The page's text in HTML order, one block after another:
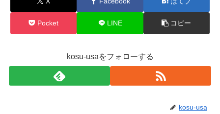
Pocket LINE コピー
kosu-usaをフォローする
kosu-usa